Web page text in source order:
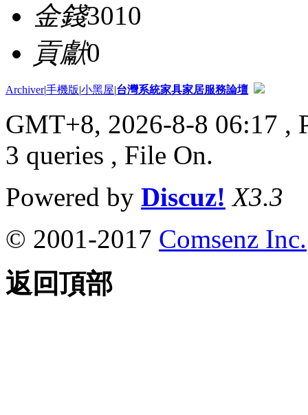
金錢3010
貢獻0
Archiver|手機版|小黑屋|台灣系統家具家居服務論壇
GMT+8, 2026-8-8 06:17 ,
3 queries , File On.
Powered by Discuz! X3.3
© 2001-2017 Comsenz Inc.
返回頂部